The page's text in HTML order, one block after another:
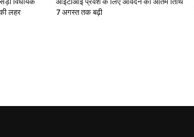
लहर
7 अगस्त तक बढ़ी